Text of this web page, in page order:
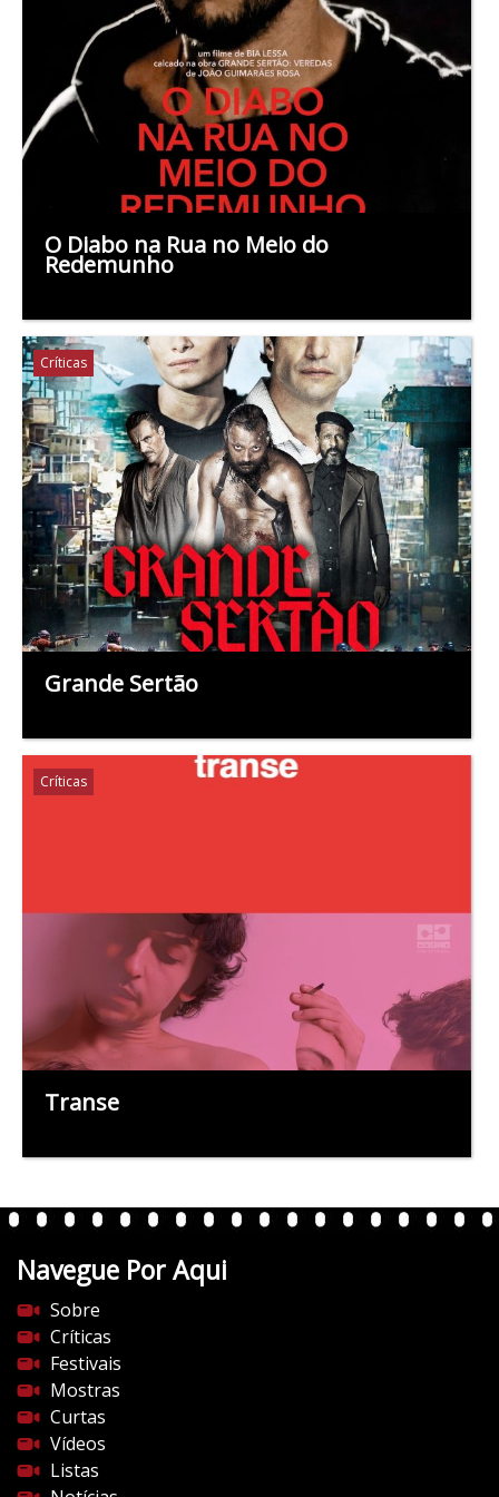
O Diabo na Rua no Meio do
Redemunho
Críticas
Grande Sertão
Críticas
Transe
Navegue Por Aqui
Sobre
Críticas
Festivais
Mostras
Curtas
Vídeos
Listas